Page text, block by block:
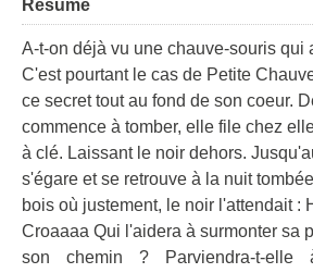
Résumé
A-t-on déjà vu une chauve-souris qui
C'est pourtant le cas de Petite
ce secret tout au fond de son coeur.
commence à tomber, elle file chez
à clé. Laissant le noir dehors.
s'égare et se retrouve à la nuit
bois où justement, le noir l'attendait :
Croaaaa Qui l'aidera à surmonter sa
son chemin ? Parviendra-t-elle